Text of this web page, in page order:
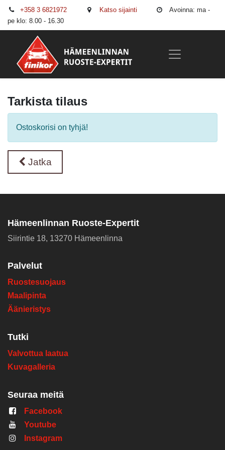
+358 3 6821972 Katso sijainti
Avoinna: ma -
pe klo: 8.00 - 16.30
Tarkista tilaus
Ostoskorisi on tyhjä!
Jatka
Hämeenlinnan Ruoste-Expertit
Siirintie 18, 13270 Hämeenlinna
Palvelut
Ruostesuojaus
Maalipinta
Äänieristys
Tutki
Valvottua laatua
Kuvagalleria
Seuraa meitä
Facebook
Youtube
Instagram